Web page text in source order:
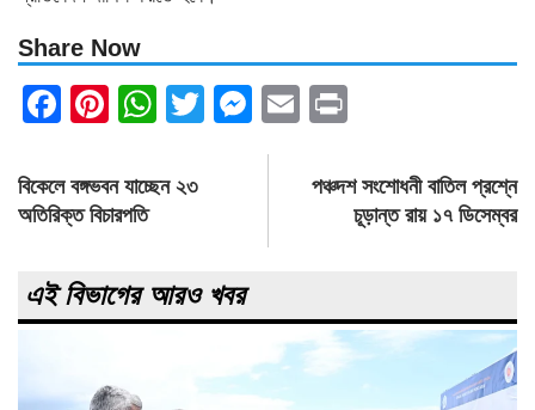
Share Now
Facebook
Pinterest
WhatsApp
TwitterMessenger
Email
Post
navigation
বিকেলে বঙ্গভবন যাচ্ছেন ২৩
অতিরিক্ত বিচারপতি
পঞ্চদশ সংশোধনী বাতিল প্রশ্নে
চূড়ান্ত রায় ১৭ ডিসেম্বর
এই বিভাগের আরও খবর